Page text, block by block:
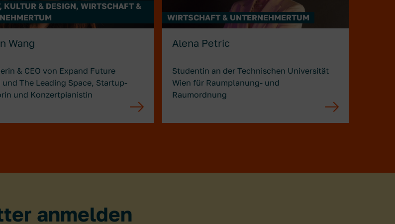
Wang
& CEO von Expand Future
und The Leading Space, Startup-
und Konzertpianistin
KULTUR & DESIGN, WIRTSCHAFT &
Alena Petric
Studentin an der Technischen Universität
Wien für Raumplanung- und
Raumordnung
WIRTSCHAFT & UNTERNEHMERTUM
anmelden